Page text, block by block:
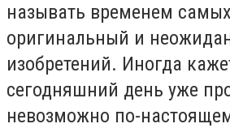
называть временем самых
оригинальный и
изобретений. Иногда
сегодняшний день уже
невозможно по-